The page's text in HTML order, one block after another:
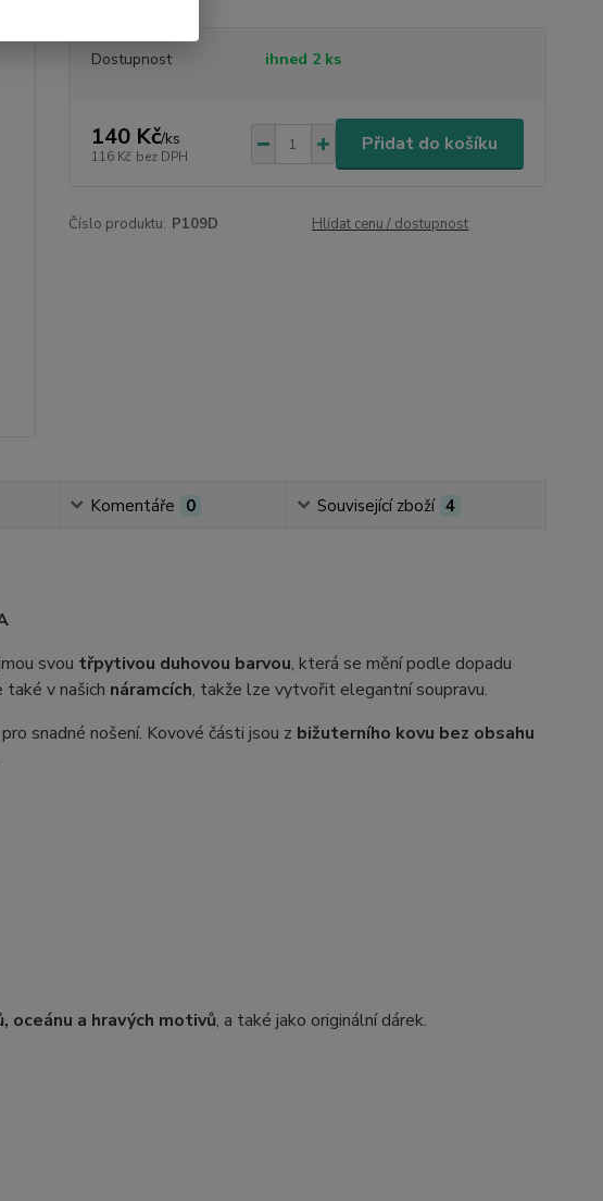
Dostupnost ihned 2 ks
140 Kč/ks
116 Kč bez DPH
Přidat do košíku
Číslo produktu: P109D Hlídat cenu / dostupnost
Komentáře 0 Související zboží 4
svou třpytivou duhovou barvou, která se mění podle dopadu
v našich náramcích, takže lze vytvořit elegantní soupravu.
snadné nošení. Kovové části jsou z bižuterního kovu bez obsahu
oceánu a hravých motivů, a také jako originální dárek.